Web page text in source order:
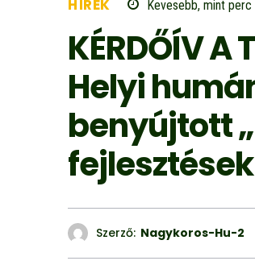
HÍREK Kevesebb, mintperc
KÉRDŐÍV
Helyi
benyújtott
Szerző: Nagykoros-Hu-2